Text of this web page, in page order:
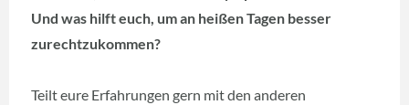
Und was hilft euch, um an heißen Tagen besser
zurechtzukommen?
Teilt eure Erfahrungen gern mit den anderen